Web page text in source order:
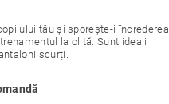
tău și sporește-i încrederea
la olită. Sunt ideali
scurți.